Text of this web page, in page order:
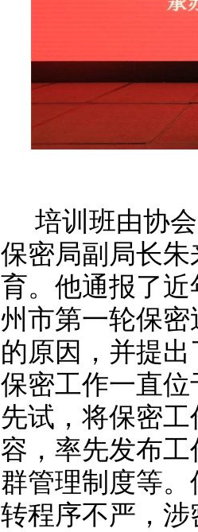
培训班由协
保密局副局长朱
育。 他通报了
州市第一轮保
的原因，并提
保密工作一直
先试，将保密
容，率先发布
群管理制度等
转程序不严，